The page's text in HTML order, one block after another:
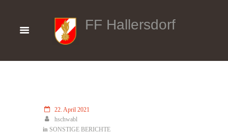
FF Hallersdorf
22. April 2021
hschwabl
in SONSTIGE BERICHTE